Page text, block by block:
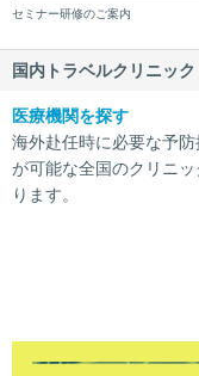
セミナー研修のご案内
国内トラベルクリニッ
医療機関を探す
海外赴任時に必要な予
が可能な全国のクリニ
ります。